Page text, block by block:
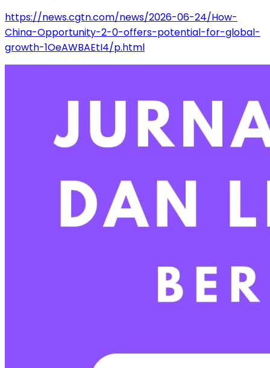
https://news.cgtn.com/news/2026-06-24/How-
China-Opportunity-2-0-offers-potential-for-global-
growth-1OeAWBAEtI4/p.html